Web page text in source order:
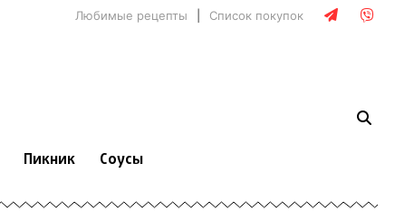
Любимые рецепты Список покупок
Пикник Соусы